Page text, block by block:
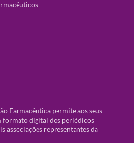
Farmacêutica permite aos seus
formato digital dos periódicos
associações representantes da